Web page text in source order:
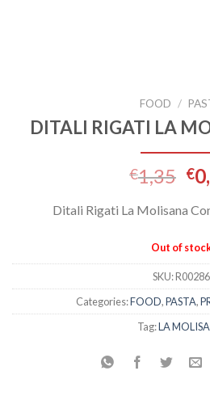
FOOD /
DITALI RIGATI LA
€1,35 €
Ditali Rigati La Molisana
Out of
SKU:R00286
Categories:FOOD,PASTA,
Tag:LA